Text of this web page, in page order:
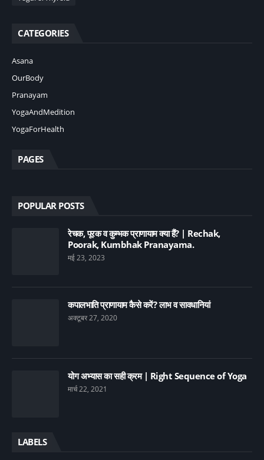
CATEGORIES
Asana
OurBody
Pranayam
YogaAndMedition
YogaForHealth
PAGES
POPULAR POSTS
रेचक, पूरक व कुम्भक प्राणायाम क्या हैं? | Rechak,
Poorak, Kumbhak Pranayama.
मई 23, 2023
कपालभाति प्राणायाम कैसे करें? लाभ व सावधानियां
अक्टूबर 27, 2020
योग अभ्यास का सही क्रम | Right Sequence of Yoga
मार्च 22, 2021
LABELS